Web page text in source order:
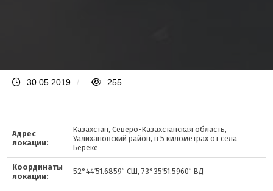
30.05.2019 / 255
Адрес
локации:
Казахстан, Северо-Казахстанская область,
Уалихановский район, в 5 километрах от села
Береке
Координаты
локации:
52°44′51.6859″ СШ, 73°35′51.5960″ ВД